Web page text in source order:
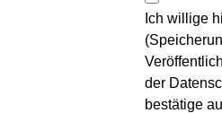
Ich willige
der
bestätige